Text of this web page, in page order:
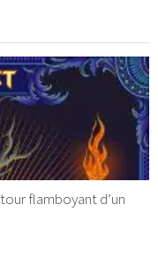
flamboyant d’un